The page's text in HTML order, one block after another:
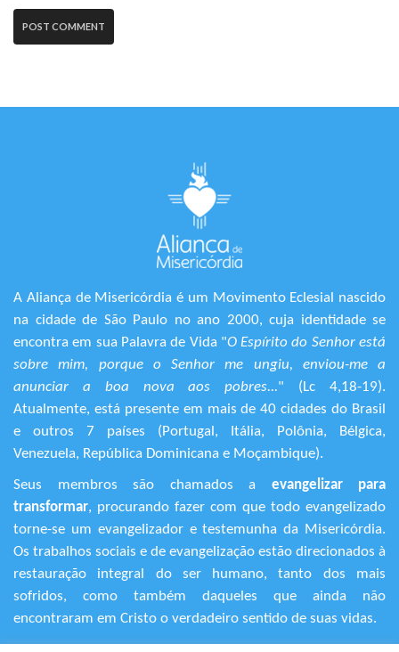
A Aliança de Misericórdia é um Movimento Eclesial nascido
na cidade de São Paulo no ano 2000, cuja identidade se
encontra em sua Palavra de Vida "O Espírito do Senhor está
sobre mim, porque o Senhor me ungiu, enviou-me a
anunciar a boa nova aos pobres..." (Lc 4,18-19).
Atualmente, está presente em mais de 40 cidades do Brasil
e outros 7 países (Portugal, Itália, Polônia, Bélgica,
Venezuela, República Dominicana e Moçambique).
Seus membros são chamados a evangelizar para
transformar, procurando fazer com que todo evangelizado
torne-se um evangelizador e testemunha da Misericórdia.
Os trabalhos sociais e de evangelização estão direcionados à
restauração integral do ser humano, tanto dos mais
sofridos, como também daqueles que ainda não
encontraram em Cristo o verdadeiro sentido de suas vidas.